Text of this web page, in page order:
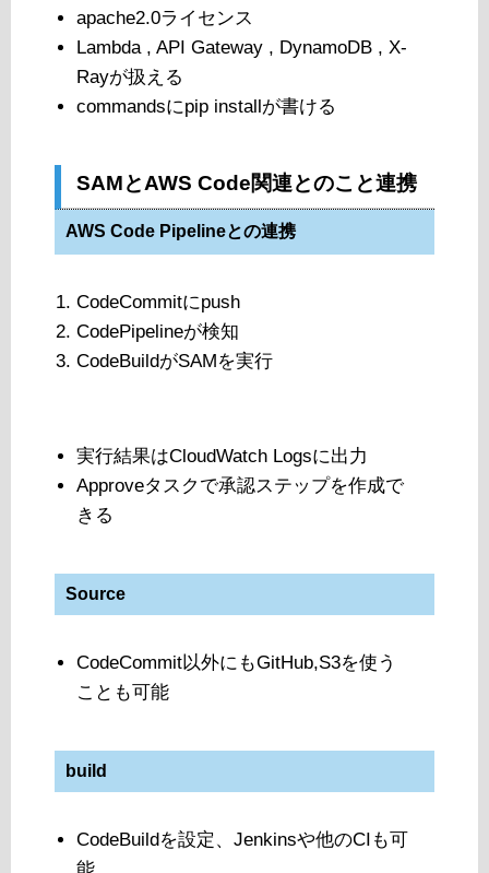
apache2.0ライセンス
Lambda , API Gateway , DynamoDB , X-
Rayが扱える
commandsにpip installが書ける
SAMとAWS Code関連とのこと連携
AWS Code Pipelineとの連携
CodeCommitにpush
CodePipelineが検知
CodeBuildがSAMを実行
実行結果はCloudWatch Logsに出力
Approveタスクで承認ステップを作成で
きる
Source
CodeCommit以外にもGitHub,S3を使う
ことも可能
build
CodeBuildを設定、Jenkinsや他のCIも可